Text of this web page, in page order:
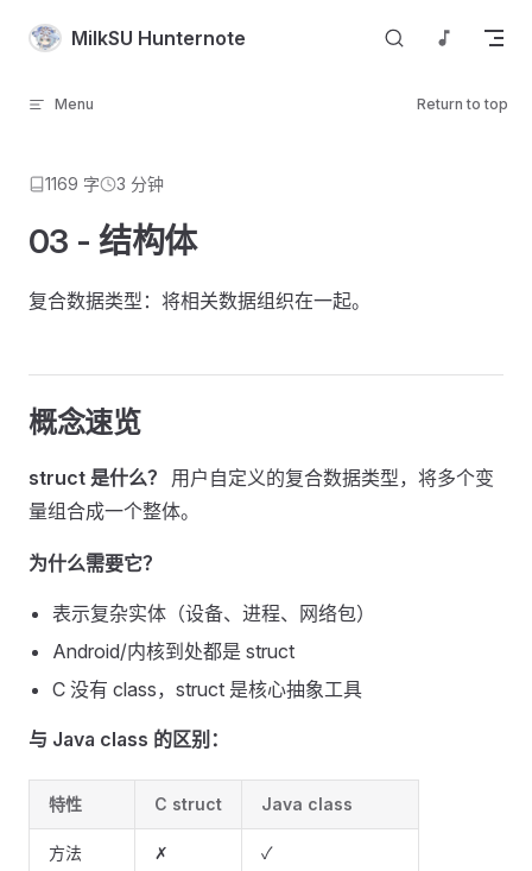
Skip to content
MilkSU Hunternote
Menu Return to top
1169 字 3 分钟
03 - 结构体
复合数据类型：将相关数据组织在一起。
概念速览
struct 是什么？
用户自定义的复合数据类型，将多个变
量组合成一个整体。
为什么需要它？
表示复杂实体（设备、进程、网络包）
Android/内核到处都是 struct
C 没有 class，struct 是核心抽象工具
与 Java class 的区别：
特性 C struct Java class
方法 ✗ ✓